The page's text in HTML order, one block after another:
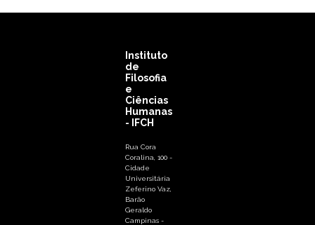
Instituto
de
Filosofia
e
Ciências
Humanas
- IFCH
Rua Cora
Coralina, 100 -
Cidade
Universitária
Zeferino Vaz,
Barão
Geraldo
Campinas -